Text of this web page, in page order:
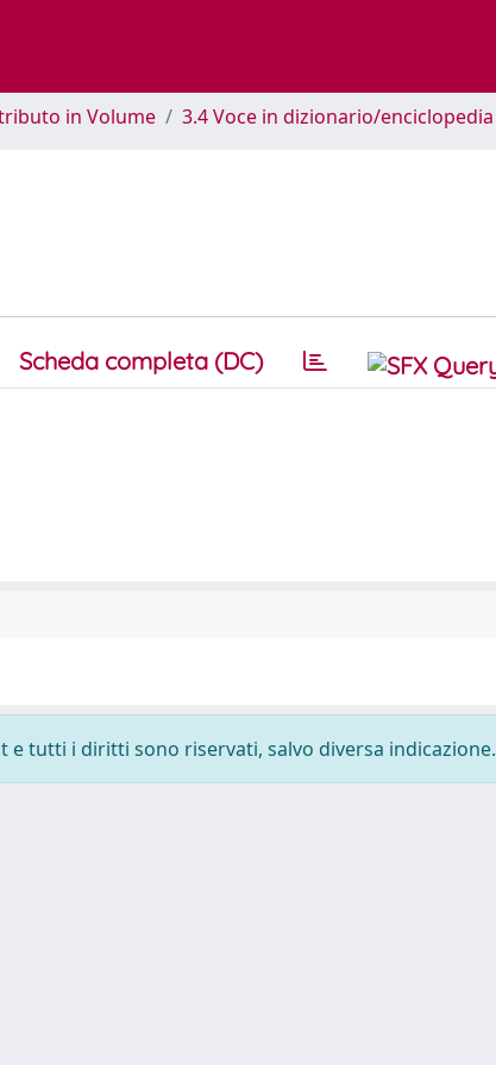
in Volume 3.4 Voce in dizionario/enciclopedia
Scheda completa (DC)
tutti i diritti sono riservati, salvo diversa indicazione.